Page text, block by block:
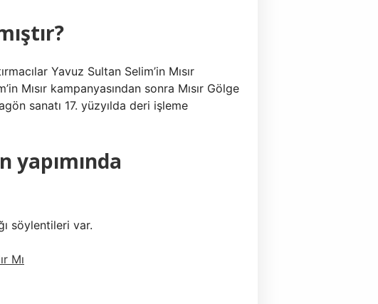
Yavuz Sultan Selim’in Mısır
Mısır kampanyasından sonra Mısır Gölge
sanatı 17. yüzyılda deri işleme
yapımında
söylentileri var.
Mı